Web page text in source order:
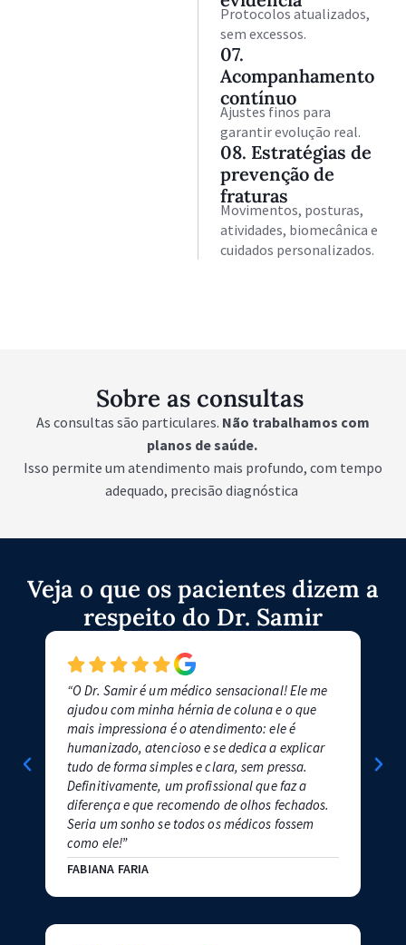
Protocolos atualizados,
sem excessos.
07.
Acompanhamento
contínuo
Ajustes finos para
garantir evolução real.
08. Estratégias de
prevenção de
fraturas
Movimentos, posturas,
atividades, biomecânica e
cuidados personalizados.
Sobre as consultas
As consultas são particulares. Não trabalhamos com
planos de saúde.
Isso permite um atendimento mais profundo, com tempo
adequado, precisão diagnóstica
Veja o que os pacientes dizem a
respeito do Dr. Samir
“O Dr. Samir é um médico sensacional! Ele me
ajudou com minha hérnia de coluna e o que
mais impressiona é o atendimento: ele é
humanizado, atencioso e se dedica a explicar
tudo de forma simples e clara, sem pressa.
Definitivamente, um profissional que faz a
diferença e que recomendo de olhos fechados.
Seria um sonho se todos os médicos fossem
como ele!”
FABIANA FARIA